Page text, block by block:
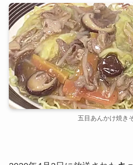
五目あんかけ焼き